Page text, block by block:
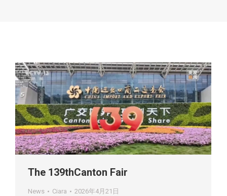
The 139thCanton Fair
News Ciara 2026年4月21日